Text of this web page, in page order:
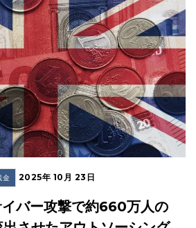
金 2025年 10月 23日
ー攻撃で約660万人の